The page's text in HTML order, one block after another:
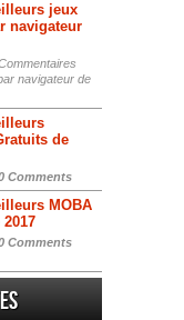
jeux
navigateur
navigateur de
de
Comments
MOBA
Comments